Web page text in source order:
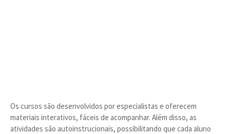
Os cursos são desenvolvidos por especialistas e oferecem
materiais interativos, fáceis de acompanhar. Além disso, as
atividades são autoinstrucionais, possibilitando que cada aluno